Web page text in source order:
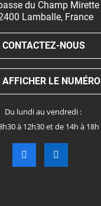
du Champ Mirette
Lamballe, France
CONTACTEZ-NOUS
AFFICHER LE NUMÉRO
Du lundi au vendredi :
à 12h30 et de 14h à 18h